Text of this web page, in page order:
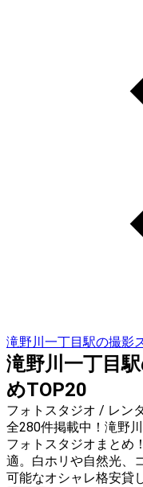
滝野川一丁目駅の撮影
滝野川一丁目
めTOP20
フォトスタジオ / レン
全280件掲載中！滝野
フォトスタジオまとめ
適。白ホリや自然光、
可能なオシャレ格安貸